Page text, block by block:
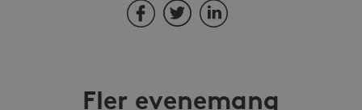
FacebookTwitterLinkedIn
Fler evenemang